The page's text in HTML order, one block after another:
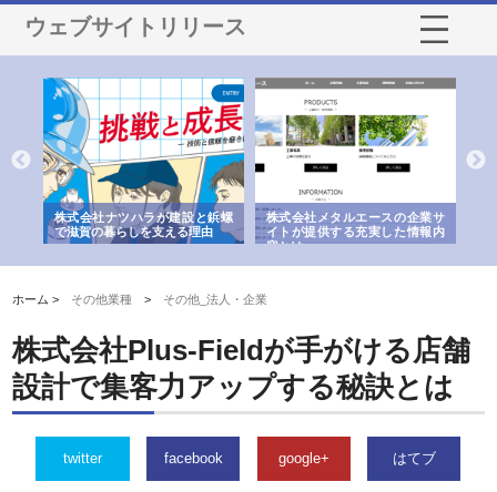
ウェブサイトリリース
株式会社ナツハラが建設と鋲螺
で滋賀の暮らしを支える理由
株式会社メタルエースの企業サ
イトが提供する充実した情報内
容とは
ホーム > その他業種 > その他_法人・企業
株式会社Plus-Fieldが手がける店舗
設計で集客力アップする秘訣とは
twitter facebook google+ はてブ